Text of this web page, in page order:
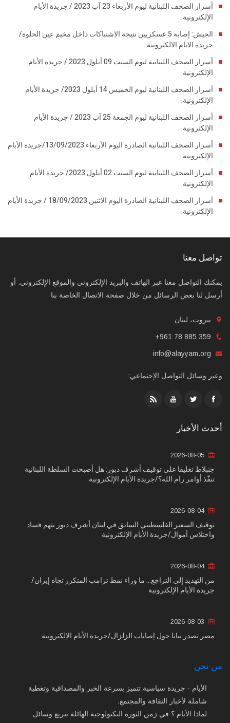
أسرار الصحف اللبنانية ليوم الأربعاء 23 آب 2023 / جريدة الأيام
الإلكترونية.
الجيش: إصابة 5 عسكريين نتيجة الاشتباكات داخل مخيم عين الحلوة/
جريدة الايام الالكترونية .
أسرار الصحف اللبنانية ليوم السبت 09 أيلول 2023 / جريدة الأيام
الإلكترونية.
أسرار الصحف اللبنانية ليوم الخميس 14 أيلول 2023/ جريدة الأيام
الإلكترونية.
أسرار الصحف اللبنانية ليوم الجمعة 25 آب 2023 / جريدة الأيام
الإلكترونية.
أسرار الصحف اللبنانية الصادرة اليوم الأربعاء 13/09/2023/جريدة الأيام
الإلكترونية.
أسرار الصحف اللبنانية ليوم السبت 02 أيلول 2023/ جريدة الأيام
الإلكترونية.
أسرار الصحف اللبنانية الصادرة اليوم الاثنين 18/09/2023 / جريدة الأيام
الإلكترونية.
تواصل معنا
يمكنك التواصل معنا عبر الهاتف والبريد الإلكتروني والموقع الإلكتروني. أو
أرسل لنا بعض الرسائل من خلال صفحة الاتصال الخاصة بنا
بيروت، لبنان
+961 78 885 359
info@alayyam.org
وعبر وسائل التواصل الإجتماعي:
أحدث الأخبار
جنبلاط تعليقا على توقيف أشرف دبور: هل أصبحت السلطة اللبنانية
تنفّذ أوامر رام الله؟/جريدة الأيام الإلكترونية
2026-08-04
توقيف السفير الفلسطيني السابق في لبنان أشرف دبور بتهم فساد
واختلاس أموال/جريدة الأيام الإلكترونية
2026-08-04
من التهديد إلى التراجع... ما وراء نمط ترامب المتكرر تجاه إيران/
جريدة الأيام الإلكترونية
مصر تصدر بيانا حول إصابات الزلزال/جريدة الأيام الإلكترونية
من نحن
الأيام - جريدة سياسية تتميز بسرعة الخبر والمصداقية وتغطية
شاملة لأخبار الثقافة والمجتمع.
لماذا الأيام ؟ في زمن الثورة التكنولوجية الهائلة تتربع وسائل